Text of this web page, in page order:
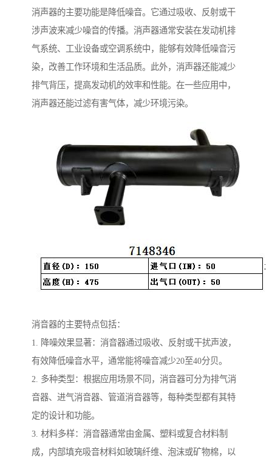
消声器的主要功能是降低噪音。它通过吸收、反射或干
涉声波来减少噪音的传播。消声器通常安装在发动机排
气系统、工业设备或空调系统中，能够有效降低噪音污
染，改善工作环境和生活品质。此外，消声器还能减少
排气背压，提高发动机的效率和性能。在一些应用中，
消声器还能过滤有害气体，减少环境污染。
消音器的主要特点包括：
1. 降噪效果显著：消音器通过吸收、反射或干扰声波，
有效降低噪音水平，通常能将噪音减少20至40分贝。
2. 多种类型：根据应用场景不同，消音器可分为排气消
音器、进气消音器、管道消音器等，每种类型都有其特
定的设计和功能。
3. 材料多样：消音器通常由金属、塑料或复合材料制
成，内部填充吸音材料如玻璃纤维、泡沫或矿物棉，以